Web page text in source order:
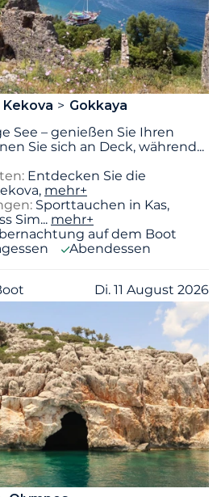
Kekova
Gokkaya
See – genießen Sie Ihren
Sie sich an Deck, während...
Entdecken Sie die
mehr+
Sporttauchen in Kas,
Sim... mehr+
auf dem Boot
Abendessen
Di. 11 August 2026